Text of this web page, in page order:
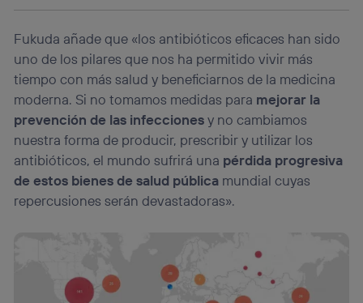
Fukuda añade que «los antibióticos eficaces han sido
uno de los pilares que nos ha permitido vivir más
tiempo con más salud y beneficiarnos de la medicina
moderna. Si no tomamos medidas para mejorar la
prevención de las infeccionesy no cambiamos
nuestra forma de producir, prescribir y utilizar los
antibióticos, el mundo sufrirá una pérdida progresiva
de estos bienes de salud pública mundial cuyas
repercusiones serán devastadoras».
Este identificador se asigna a la conexión de internet, por
consienta el uso de la tecnología recibirá el mismo
identificador. Típicamente:
Si utilizas unaconexión de banda ancha (p. ej., Wi-Fi),
el marketing o análisis se realizará en función de las
actividades de navegación de los miembros del hogar
que hayan dado su consentimiento.
Si utilizasdatos móviles, el marketing será más
personalizado, ya que se basará únicamente en la
navegación del usuario del móvil.
Puedes gestionar los consentimientos Utiq seleccionando
. Para más información, consulta
política de privacidad de Utiq